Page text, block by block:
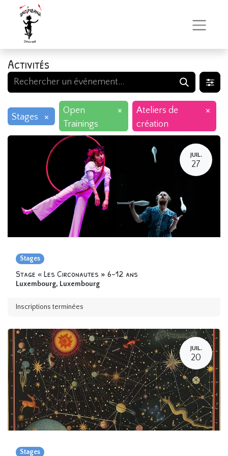
Activités
Stages ×
Open
Trainings
×
Ateliers de
création
×
JUIL.
27
Stages
Stage « Les Circonautes » 6-12 ans
Luxembourg, Luxembourg
Inscriptions terminées
JUIL.
20
Stages